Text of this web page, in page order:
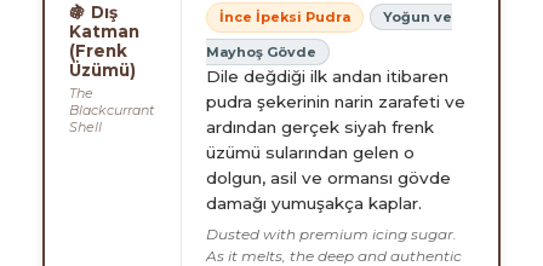
🍇 Dış
Katman
(Frenk
Üzümü)
The
Blackcurrant
Shell
İnce İpeksi Pudra Yoğun ve
Mayhoş Gövde
Dile değdiği ilk andan itibaren
pudra şekerinin narin zarafeti ve
ardından gerçek siyah frenk
üzümü sularından gelen o
dolgun, asil ve ormansı gövde
damağı yumuşakça kaplar.
Dusted with premium icing sugar.
As it melts, the deep and authentic